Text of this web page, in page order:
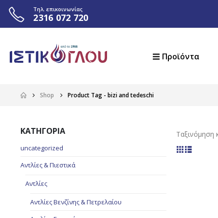
Τηλ. επικοινωνίας
2316 072 720
Προϊόντα
Shop Product Tag - bizi and tedeschi
Ταξινόμηση
ΚΑΤΗΓΟΡΙΑ
uncategorized
Αντλίες & Πιεστικά
Αντλίες
Αντλίες Βενζίνης & Πετρελαίου